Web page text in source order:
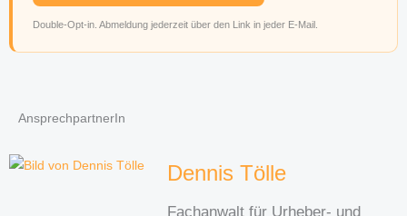
Double-Opt-in. Abmeldung jederzeit über den Link in jeder E-Mail.
AnsprechpartnerIn
Dennis Tölle
Fachanwalt für Urheber- und